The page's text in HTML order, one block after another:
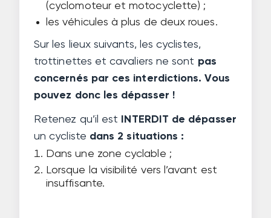
(cyclomoteur et motocyclette) ;
les véhicules à plus de deux roues.
Sur les lieux suivants, les cyclistes,
trottinettes et cavaliers ne sont pas
concernés par ces interdictions. Vous
pouvez donc les dépasser !
Retenez qu’il est
INTERDIT de dépasser
un cycliste dans 2 situations :
Dans une zone cyclable ;
Lorsque la visibilité vers l’avant est
insuffisante.